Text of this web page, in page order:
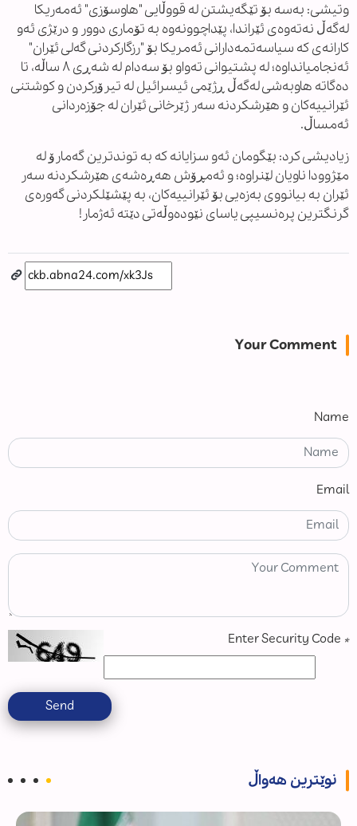
وتیشی: بەسە بۆ تێگەیشتن لە قووڵایی "هاوسۆزی" ئەمەریکا
لەگەڵ نەتەوەی ئێراندا، پێداچوونەوە بە تۆماری دوور و درێژی ئەو
کارانەی کە سیاسەتمەدارانی ئەمریکا بۆ "رزگارکردنی گەلی ئێران"
ئەنجامیانداوە؛ لە پشتیوانی تەواو بۆ سەدام لە شەڕی ٨ ساڵە، تا
دەگاتە هاوبەشی لەگەڵ ڕژێمی ئیسرائیل لە تیرۆرکردن و کوشتنی
ئێرانییەکان و هێرشکردنە سەر ژێرخانی ئێران لە جۆزەردانی
ئەمساڵ.
زیادیشی کرد: بێگومان ئەو سزایانە کە بە توندترین گەمارۆ لە
مێژوودا ناویان لێنراوە؛ و ئەمڕۆش هەڕەشەی هێرشکردنە سەر
ئێران بە بیانووی بەزەیی بۆ ئێرانییەکان، بە پێشێلکردنی گەورەی
گرنگترین پرەنسیپی یاسای نێودەوڵەتی دێتە ئەژمار!
Your Comment
Name
Email
*
Send
نوێترین هەواڵ